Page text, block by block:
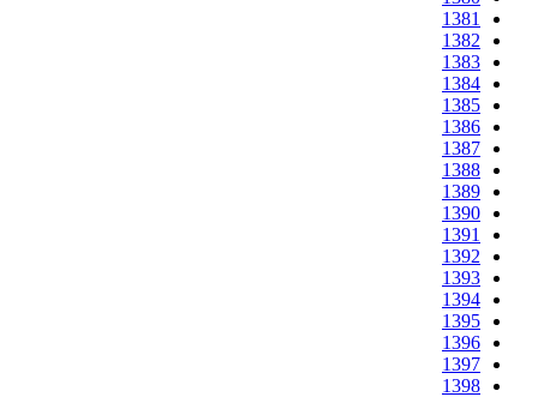
1381
1382
1383
1384
1385
1386
1387
1388
1389
1390
1391
1392
1393
1394
1395
1396
1397
1398